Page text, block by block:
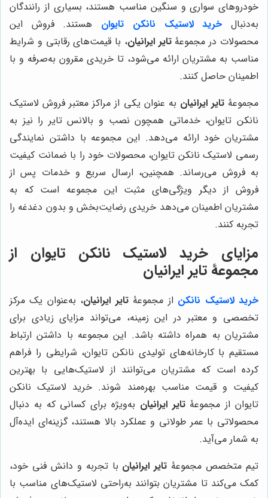
خودروهای سواری و سنگین مناسب هستند، بسیاری از رانندگان
به‌دنبال خرید لاستیک نانکن تایوان هستند. فروش این
محصولات در مجموعۀتایر ایرانیان، با قیمت‌های رقابتی و شرایط
مناسب به مشتریان ارائه می‌شود، تا خریدی مقرون به‌صرفه و با
اطمینان حاصل کنند.
مجموعۀتایر ایرانیان به عنوان یکی از مراکز معتبر فروش لاستیک
نانکن تایوان، خدماتی همچون نصب و بالانس تایر را نیز به
مشتریان خود ارائه می‌دهد. این مجموعه با داشتن نمایندگی
رسمی لاستیک نانکن تایوان، محصولات خود را با ضمانت کیفیت
به فروش می‌رساند. همچنین، ارسال سریع و خدمات پس از
فروش از دیگر ویژگی‌های مثبت این مجموعه است که به
مشتریان اطمینان می‌دهد خریدی رضایت‌بخش و بدون دغدغه را
تجربه کنند.
مزایای خرید لاستیک نانکن تایوان از
مجموعۀ تایر ایرانیان
خرید لاستیک نانکن از مجموعۀتایر ایرانیان، به‌عنوان یک مرکز
تخصصی و معتبر در این زمینه، می‌تواند مزایای زیادی برای
مشتریان به همراه داشته باشد. این مجموعه با داشتن ارتباط
مستقیم با کارخانه‌های تولیدی نانکن تایوان، شرایطی را فراهم
کرده است که مشتریان می‌توانند از لاستیک‌هایی با بهترین
کیفیت و قیمت مناسب بهره‌مند شوند. خرید لاستیک نانکن
تایوان از مجموعۀتایر ایرانیان به‌ویژه برای کسانی که به دنبال
محصولاتی با عمر طولانی و عملکرد بالا هستند، گزینه‌ای ایده‌آل
به شمار می‌آید.
تیم متخصص مجموعۀ تایر ایرانیان با تجربه و دانش فنی خود،
کمک می‌کند تا مشتریان بتوانند به‌راحتی لاستیک‌های مناسب با